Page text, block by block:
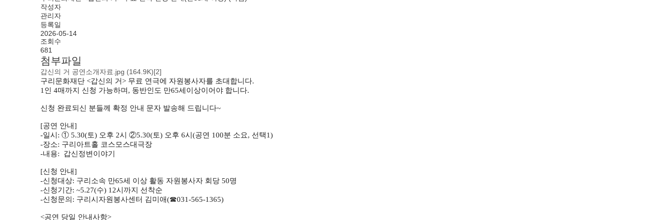
작성자
관리자
등록일
2026-05-14
조회수
681
첨부파일
갑신의 거 공연소개자료.jpg (164.9K)[2]
구리문화재단 <갑신의 거> 무료 연극에 자원봉사자를 초대합니다.
1인 4매까지 신청 가능하며, 동반인도 만65세이상이어야 합니다.
신청 완료되신 분들께 확정 안내 문자 발송해 드립니다~
[공연 안내]
-일시: ① 5.30(토) 오후 2시 ②5.30(토) 오후 6시(공연 100분 소요, 선택1)
-장소: 구리아트홀 코스모스대극장
-내용: 갑신정변이야기
[신청 안내]
-신청대상: 구리소속 만65세 이상 활동 자원봉사자 회당 50명
-신청기간: ~5.27(수) 12시까지 선착순
-신청문의: 구리시자원봉사센터 김미애(☎031-565-1365)
<공연 당일 안내사항>